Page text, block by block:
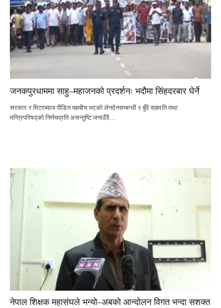
जनकपुरधाममा साहु–महाजनको प्रदर्शनः भदौमा सिंहदरबार घेर्ने
सरकार र मिटरब्याज पीडित पक्षबीच भएको लेनदेनसम्बन्धी ९ बुँदे सहमति तथा
मन्त्रिपरिषद्को निर्णयप्रति असन्तुष्टि जनाउँदै…
नेपाल शिक्षक महासंघले भन्यो–अबको आन्दोलन विगत भन्दा सशक्त